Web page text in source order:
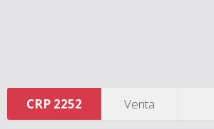
CRP 2252 Venta